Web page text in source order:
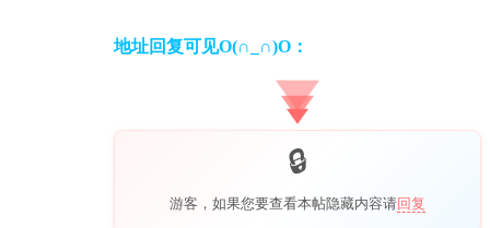
地址回复可见O(∩_∩)O：
游客，如果您要查看本帖隐藏内容请回复